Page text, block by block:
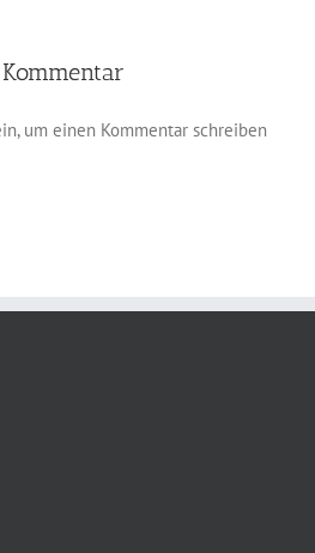
um einen Kommentar schreiben